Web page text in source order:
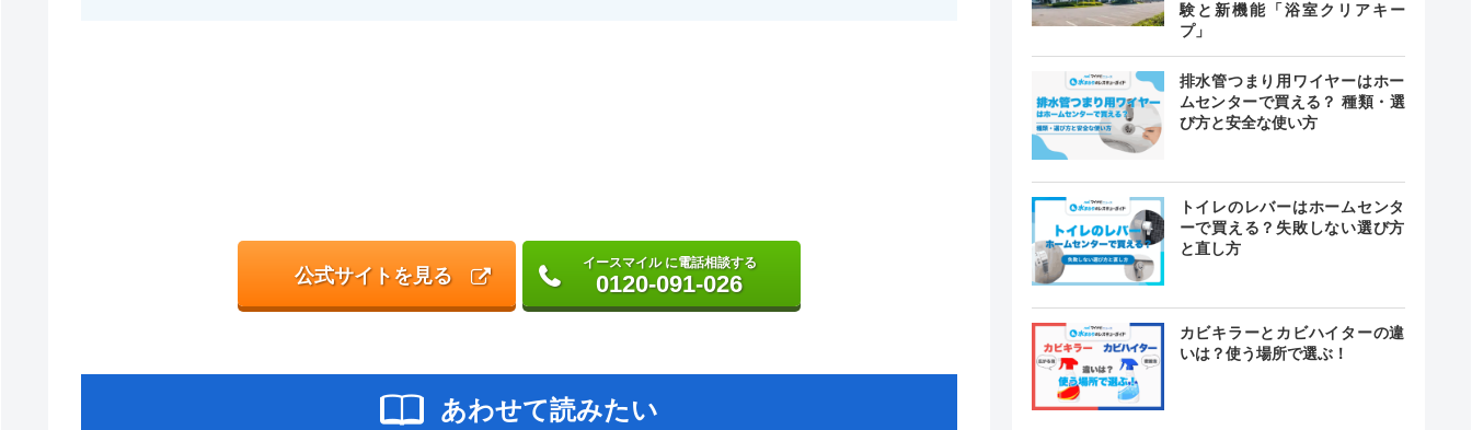
公式サイトを見る
イースマイル に電話相談する
0120-091-026
あわせて読みたい
験と新機能「浴室クリアキー
プ」
排水管つまり用ワイヤーはホー
ムセンターで買える？ 種類・選
び方と安全な使い方
トイレのレバーはホームセンタ
ーで買える？失敗しない選び方
と直し方
カビキラーとカビハイターの違
いは？使う場所で選ぶ！